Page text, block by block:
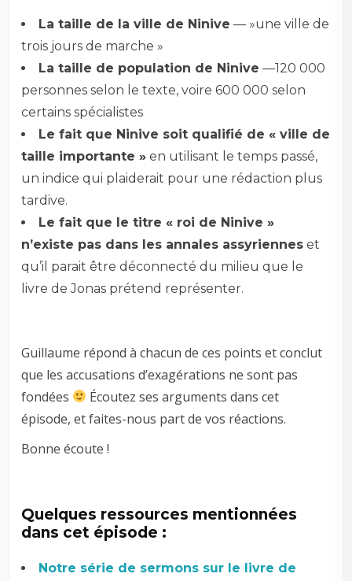
La taille de la ville de Ninive — »une ville de
trois jours de marche »
La taille de population de Ninive —120 000
personnes selon le texte, voire 600 000 selon
certains spécialistes
Le fait que Ninive soit qualifié de « ville de
taille importante » en utilisant le temps passé,
un indice qui plaiderait pour une rédaction plus
tardive.
Le fait que le titre « roi de Ninive »
n’existe pas dans les annales assyriennes et
qu’il parait être déconnecté du milieu que le
livre de Jonas prétend représenter.
Guillaume répond à chacun de ces points et conclut
que les accusations d’exagérations ne sont pas
fondées
Écoutez ses arguments dans cet
épisode, et faites-nous part de vos réactions.
Bonne écoute !
Quelques ressources mentionnées
dans cet épisode :
Notre série de sermons sur le livre de